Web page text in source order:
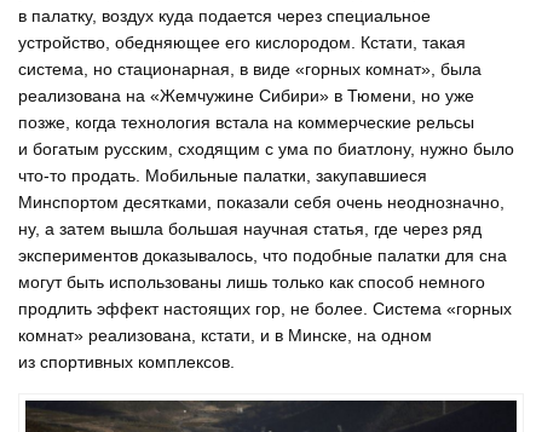
в палатку, воздух куда подается через специальное
устройство, обедняющее его кислородом. Кстати, такая
система, но стационарная, в виде «горных комнат», была
реализована на «Жемчужине Сибири» в Тюмени, но уже
позже, когда технология встала на коммерческие рельсы
и богатым русским, сходящим с ума по биатлону, нужно было
что-то продать. Мобильные палатки, закупавшиеся
Минспортом десятками, показали себя очень неоднозначно,
ну, а затем вышла большая научная статья, где через ряд
экспериментов доказывалось, что подобные палатки для сна
могут быть использованы лишь только как способ немного
продлить эффект настоящих гор, не более. Система «горных
комнат» реализована, кстати, и в Минске, на одном
из спортивных комплексов.